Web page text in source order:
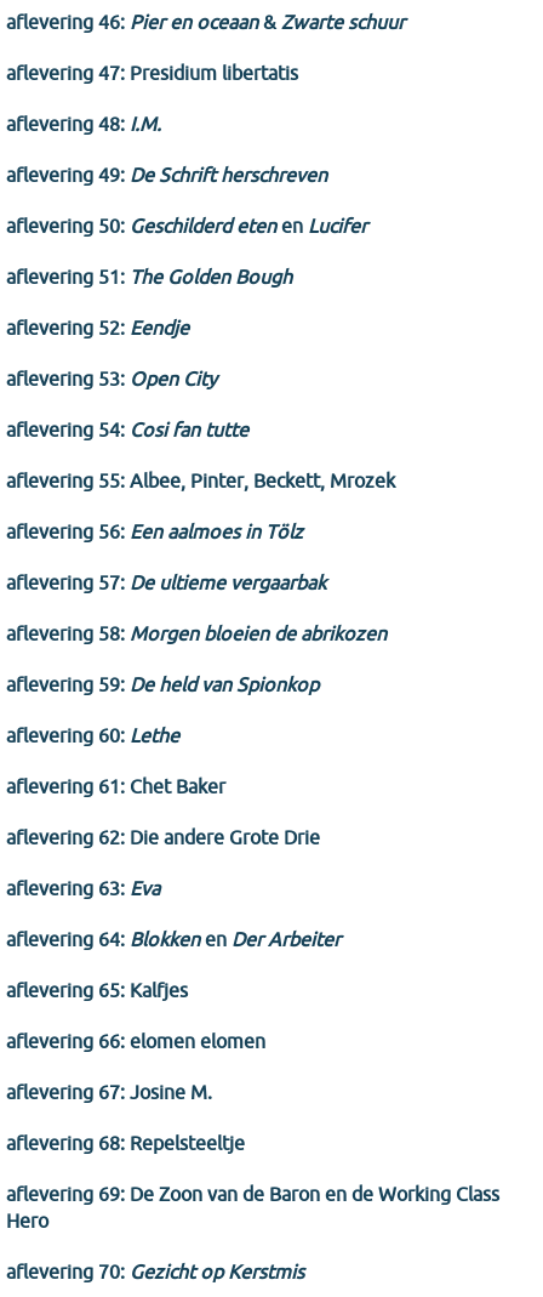
aflevering 46: Pier en oceaan& Zwarte schuur
aflevering 47: Presidium libertatis
aflevering 48: I.M.
aflevering 49: De Schrift herschreven
aflevering 50: Geschilderd etenen Lucifer
aflevering 51: The Golden Bough
aflevering 52: Eendje
aflevering 53: Open City
aflevering 54: Cosi fan tutte
aflevering 55: Albee, Pinter, Beckett, Mrozek
aflevering 56: Een aalmoes in Tölz
aflevering 57: De ultieme vergaarbak
aflevering 58: Morgen bloeien de abrikozen
aflevering 59: De held van Spionkop
aflevering 60: Lethe
aflevering 61: Chet Baker
aflevering 62: Die andere Grote Drie
aflevering 63: Eva
aflevering 64: Blokkenen Der Arbeiter
aflevering 65: Kalfjes
aflevering 66: elomen elomen
aflevering 67: Josine M.
aflevering 68: Repelsteeltje
aflevering 69: De Zoon van de Baron en de Working Class
Hero
aflevering 70: Gezicht op Kerstmis